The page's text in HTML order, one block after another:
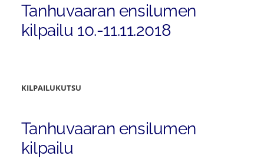
Tanhuvaaran ensilumen
kilpailu 10.-11.11.2018
KILPAILUKUTSU
Tanhuvaaran ensilumen
kilpailu